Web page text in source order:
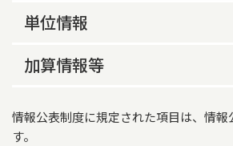
法人名
法人代表名
従業員数
単位情報
単位情報
加算情報等
情報公表制度に規定された項目は、情報
す。